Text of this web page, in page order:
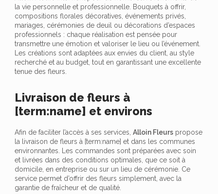
la vie personnelle et professionnelle. Bouquets à offrir,
compositions florales décoratives, événements privés,
mariages, cérémonies de deuil ou décorations d’espaces
professionnels : chaque réalisation est pensée pour
transmettre une émotion et valoriser le lieu ou l’événement.
Les créations sont adaptées aux envies du client, au style
recherché et au budget, tout en garantissant une excellente
tenue des fleurs.
Livraison de fleurs à
[term:name] et environs
Afin de faciliter l’accès à ses services, Alloin Fleurs propose
la livraison de fleurs à [term:name] et dans les communes
environnantes. Les commandes sont préparées avec soin
et livrées dans des conditions optimales, que ce soit à
domicile, en entreprise ou sur un lieu de cérémonie. Ce
service permet d’offrir des fleurs simplement, avec la
garantie de fraîcheur et de qualité.